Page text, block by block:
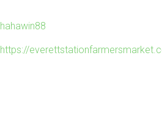
hahawin88
https://